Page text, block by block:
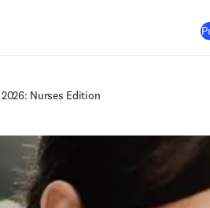
Nurses Edition